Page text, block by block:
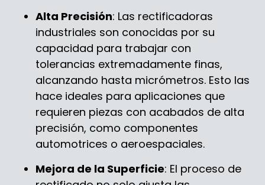
Alta Precisión: Las rectificadoras
industriales son conocidas por su
capacidad para trabajar con
tolerancias extremadamente finas,
alcanzando hasta micrómetros. Esto las
hace ideales para aplicaciones que
requieren piezas con acabados de alta
precisión, como componentes
automotrices o aeroespaciales.
Mejora de la Superficie: El proceso de